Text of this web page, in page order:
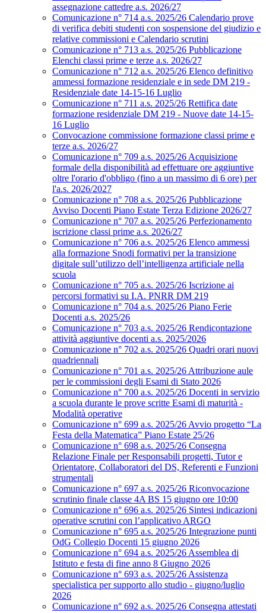
assegnazione cattedre a.s. 2026/27
Comunicazione n° 714 a.s. 2025/26 Calendario prove
di verifica debiti studenti con sospensione del giudizio e
relative commissioni e Calendario scrutini
Comunicazione n° 713 a.s. 2025/26 Pubblicazione
Elenchi classi prime e terze a.s. 2026/27
Comunicazione n° 712 a.s. 2025/26 Elenco definitivo
ammessi formazione residenziale e in sede DM 219 -
Residenziale date 14-15-16 Luglio
Comunicazione n° 711 a.s. 2025/26 Rettifica date
formazione residenziale DM 219 - Nuove date 14-15-
16 Luglio
Convocazione commissione formazione classi prime e
terze a.s. 2026/27
Comunicazione n° 709 a.s. 2025/26 Acquisizione
formale della disponibilità ad effettuare ore aggiuntive
oltre l'orario d'obbligo (fino a un massimo di 6 ore) per
l'a.s. 2026/2027
Comunicazione n° 708 a.s. 2025/26 Pubblicazione
Avviso Docenti Piano Estate Terza Edizione 2026/27
Comunicazione n° 707 a.s. 2025/26 Perfezionamento
iscrizione classi prime a.s. 2026/27
Comunicazione n° 706 a.s. 2025/26 Elenco ammessi
alla formazione Snodi formativi per la transizione
digitale sull’utilizzo dell’intelligenza artificiale nella
scuola
Comunicazione n° 705 a.s. 2025/26 Iscrizione ai
percorsi formativi su I.A. PNRR DM 219
Comunicazione n° 704 a.s. 2025/26 Piano Ferie
Docenti a.s. 2025/26
Comunicazione n° 703 a.s. 2025/26 Rendicontazione
attività aggiuntive docenti a.s. 2025/2026
Comunicazione n° 702 a.s. 2025/26 Quadri orari nuovi
quadriennali
Comunicazione n° 701 a.s. 2025/26 Attribuzione aule
per le commissioni degli Esami di Stato 2026
Comunicazione n° 700 a.s. 2025/26 Docenti in servizio
a scuola durante le prove scritte Esami di maturità -
Modalità operative
Comunicazione n° 699 a.s. 2025/26 Avvio progetto “La
Festa della Matematica” Piano Estate 25/26
Comunicazione n° 698 a.s. 2025/26 Consegna
Relazione Finale per Responsabili progetti, Tutor e
Orientatore, Collaboratori del DS, Referenti e Funzioni
strumentali
Comunicazione n° 697 a.s. 2025/26 Riconvocazione
scrutinio finale classe 4A BS 15 giugno ore 10:00
Comunicazione n° 696 a.s. 2025/26 Sintesi indicazioni
operative scrutini con l’applicativo ARGO
Comunicazione n° 695 a.s. 2025/26 Integrazione punti
OdG Collegio Docenti 15 giugno 2026
Comunicazione n° 694 a.s. 2025/26 Assemblea di
Istituto e festa di fine anno 8 Giugno 2026
Comunicazione n° 693 a.s. 2025/26 Assistenza
specialistica per supporto allo studio - giugno/luglio
2026
Comunicazione n° 692 a.s. 2025/26 Consegna attestati